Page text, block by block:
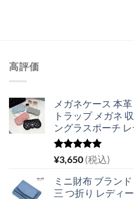
高評価
メガネケース 本
トラップ メガネ
ングラスポーチ
5段階中
5.00
の評価
¥3,650 (税込)
ミニ財布 ブラン
三 つ折り レディ